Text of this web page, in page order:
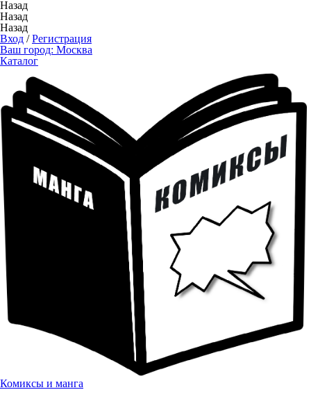
Назад
Назад
Назад
Вход /Регистрация
Ваш город: Москва
Каталог
Комиксы и манга